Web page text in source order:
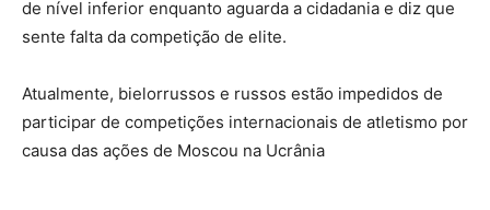
de nível inferior enquanto aguarda a cidadania e diz que
sente falta da competição de elite.
Atualmente, bielorrussos e russos estão impedidos de
participar de competições internacionais de atletismo por
causa das ações de Moscou na Ucrânia